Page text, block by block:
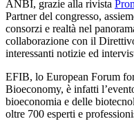
ANBI, grazie alla rivista
Partner del congresso,
consorzi e realtà nel
collaborazione con il
interessanti notizie ed
EFIB, lo European Forum
Bioeconomy, è infatti
bioeconomia e delle
oltre 700 esperti e